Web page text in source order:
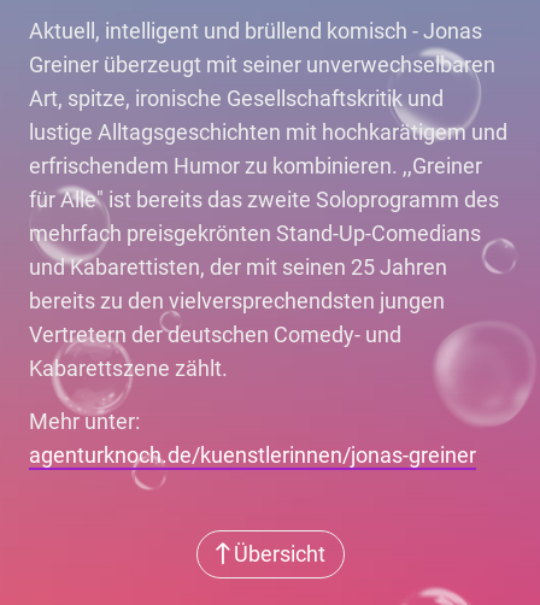
Aktuell, intelligent und brüllend komisch - Jonas
Greiner überzeugt mit seiner unverwechselbaren
Art, spitze, ironische Gesellschaftskritik und
lustige Alltagsgeschichten mit hochkarätigem und
erfrischendem Humor zu kombinieren. ,,Greiner
für Alle" ist bereits das zweite Soloprogramm des
mehrfach preisgekrönten Stand-Up-Comedians
und Kabarettisten, der mit seinen 25 Jahren
bereits zu den vielversprechendsten jungen
Vertretern der deutschen Comedy- und
Kabarettszene zählt.
Mehr unter:
agenturknoch.de/kuenstlerinnen/jonas-greiner
Übersicht